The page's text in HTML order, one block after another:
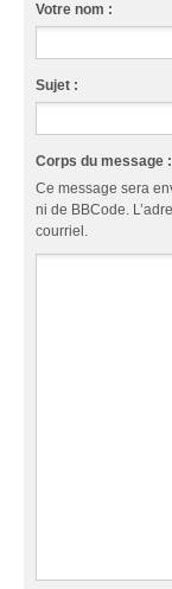
Votre nom :
Sujet :
Corps du message :
Ce message sera
ni de BBCode.
courriel.